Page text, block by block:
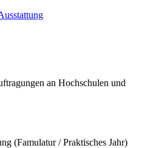
an Hochschulen und
(Famulatur / Praktisches Jahr)